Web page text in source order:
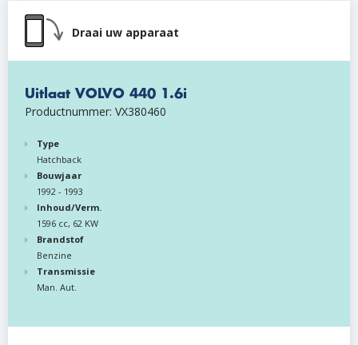
Draai uw apparaat
Uitlaat VOLVO 440 1.6i
Productnummer: VX380460
Type
Hatchback
Bouwjaar
1992 - 1993
Inhoud/Verm.
1596 cc, 62 KW
Brandstof
Benzine
Transmissie
Man. Aut.